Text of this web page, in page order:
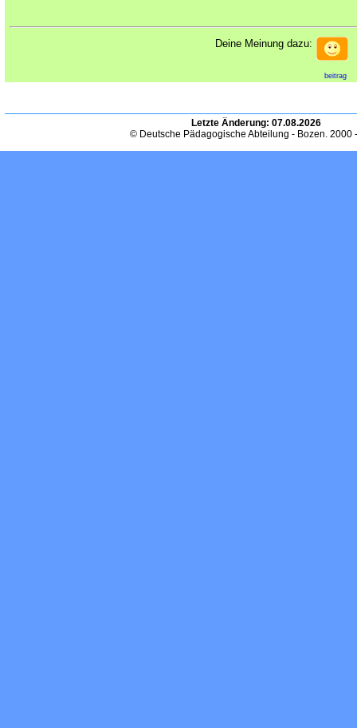
Deine Meinung dazu:
beitrag
Letzte Änderung: 07.08.2026
© Deutsche Pädagogische Abteilung - Bozen. 2000